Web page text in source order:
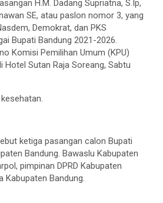
H.M. Dadang Supriatna, S.Ip,
SE, atau paslon nomor 3, yang
Demokrat, dan PKS
Bupati Bandung 2021-2026.
Komisi Pemilihan Umum (KPU)
Hotel Sutan Raja Soreang, Sabtu
ketiga pasangan calon Bupati
Bandung. Bawaslu Kabupaten
pimpinan DPRD Kabupaten
Kabupaten Bandung.